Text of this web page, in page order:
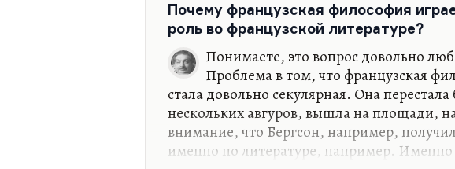
Почему французская философия
роль во французской литературе?
Понимаете, это вопрос довольно
Проблема в том, что французская
стала довольно секулярная. Она
нескольких авгуров, вышла на площади,
внимание, что Бергсон, например,
именно по литературе, например. Именно